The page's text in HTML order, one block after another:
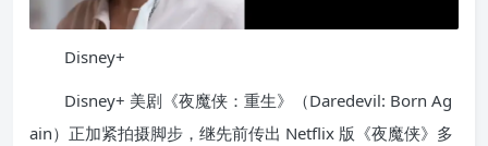
Disney+
Disney+ 美剧《夜魔侠：重生》（Daredevil: Born Ag
ain）正加紧拍摄脚步，继先前传出 Netflix 版《夜魔侠》多